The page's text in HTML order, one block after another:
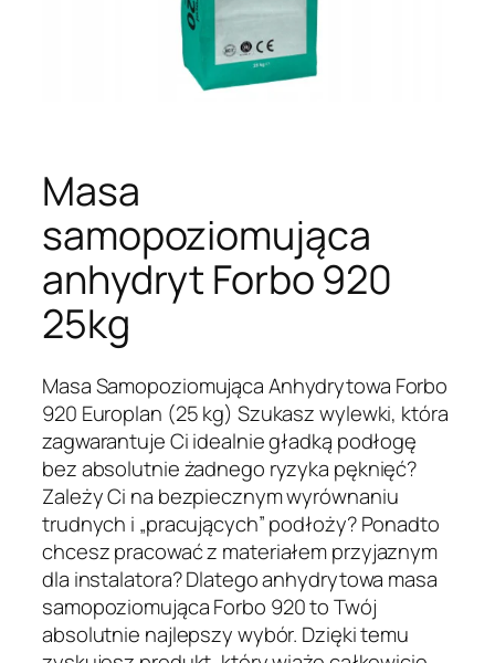
Masa
samopoziomująca
anhydryt Forbo 920
25kg
Masa Samopoziomująca Anhydrytowa Forbo
920 Europlan (25 kg) Szukasz wylewki, która
zagwarantuje Ci idealnie gładką podłogę
bez absolutnie żadnego ryzyka pęknięć?
Zależy Ci na bezpiecznym wyrównaniu
trudnych i „pracujących” podłoży? Ponadto
chcesz pracować z materiałem przyjaznym
dla instalatora? Dlatego anhydrytowa masa
samopoziomująca Forbo 920 to Twój
absolutnie najlepszy wybór. Dzięki temu